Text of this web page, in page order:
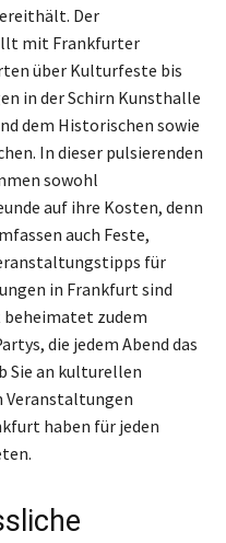
Der
mit Frankfurter
über Kulturfeste bis
in der Schirn Kunsthalle
dem Historischen sowie
In dieser pulsierenden
sowohl
auf ihre Kosten, denn
auch Feste,
für
in Frankfurt sind
beheimatet zudem
die jedem Abend das
Sie an kulturellen
haben für jeden